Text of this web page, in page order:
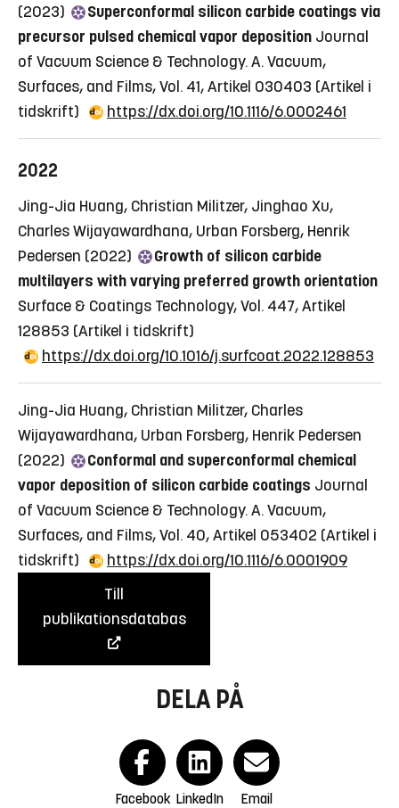
(2023)
Superconformal silicon carbide coatings via
precursor pulsed chemical vapor deposition Journal
of Vacuum Science & Technology. A. Vacuum,
Surfaces, and Films, Vol. 41, Artikel 030403 (Artikel i
tidskrift)
https://dx.doi.org/10.1116/6.0002461
2022
Jing-Jia Huang, Christian Militzer, Jinghao Xu,
Charles Wijayawardhana, Urban Forsberg, Henrik
Pedersen (2022)
Growth of silicon carbide
multilayers with varying preferred growth orientation
Surface & Coatings Technology, Vol. 447, Artikel
128853 (Artikel i tidskrift)
https://dx.doi.org/10.1016/j.surfcoat.2022.128853
Jing-Jia Huang, Christian Militzer, Charles
Wijayawardhana, Urban Forsberg, Henrik Pedersen
(2022)
Conformal and superconformal chemical
vapor deposition of silicon carbide coatings Journal
of Vacuum Science & Technology. A. Vacuum,
Surfaces, and Films, Vol. 40, Artikel 053402 (Artikel i
tidskrift)
https://dx.doi.org/10.1116/6.0001909
Till
publikationsdatabas
DELA PÅ
Facebook LinkedIn Email